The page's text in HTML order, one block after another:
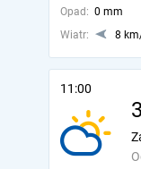
Opad: 0 mm
Wiatr:
8
11:00